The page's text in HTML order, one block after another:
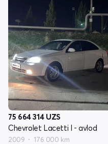
75 664 314 UZS
Chevrolet Lacetti I - avlod
2009 176 000 km